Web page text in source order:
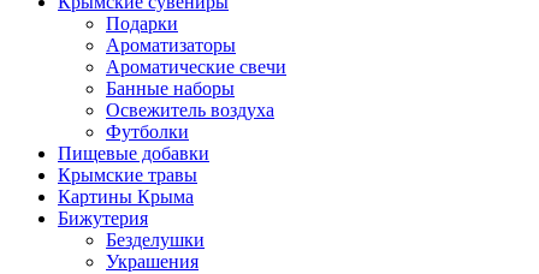
Подарки
Ароматизаторы
Ароматические свечи
Банные наборы
Освежитель воздуха
Футболки
Пищевые добавки
Крымские травы
Картины Крыма
Бижутерия
Безделушки
Украшения